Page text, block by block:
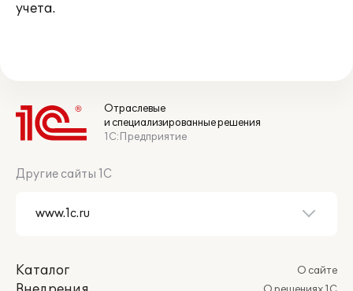
учета.
Отраслевые
и специализированные решения
1С:Предприятие
Другие сайты 1С
Каталог
О сайте